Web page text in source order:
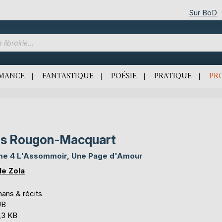
Sur BoD
FANTASTIQUE POÉSIE PRATIQUE
Rougon-Macquart
4 L'Assommoir, Une Page d'Amour
Zola
& récits
KB